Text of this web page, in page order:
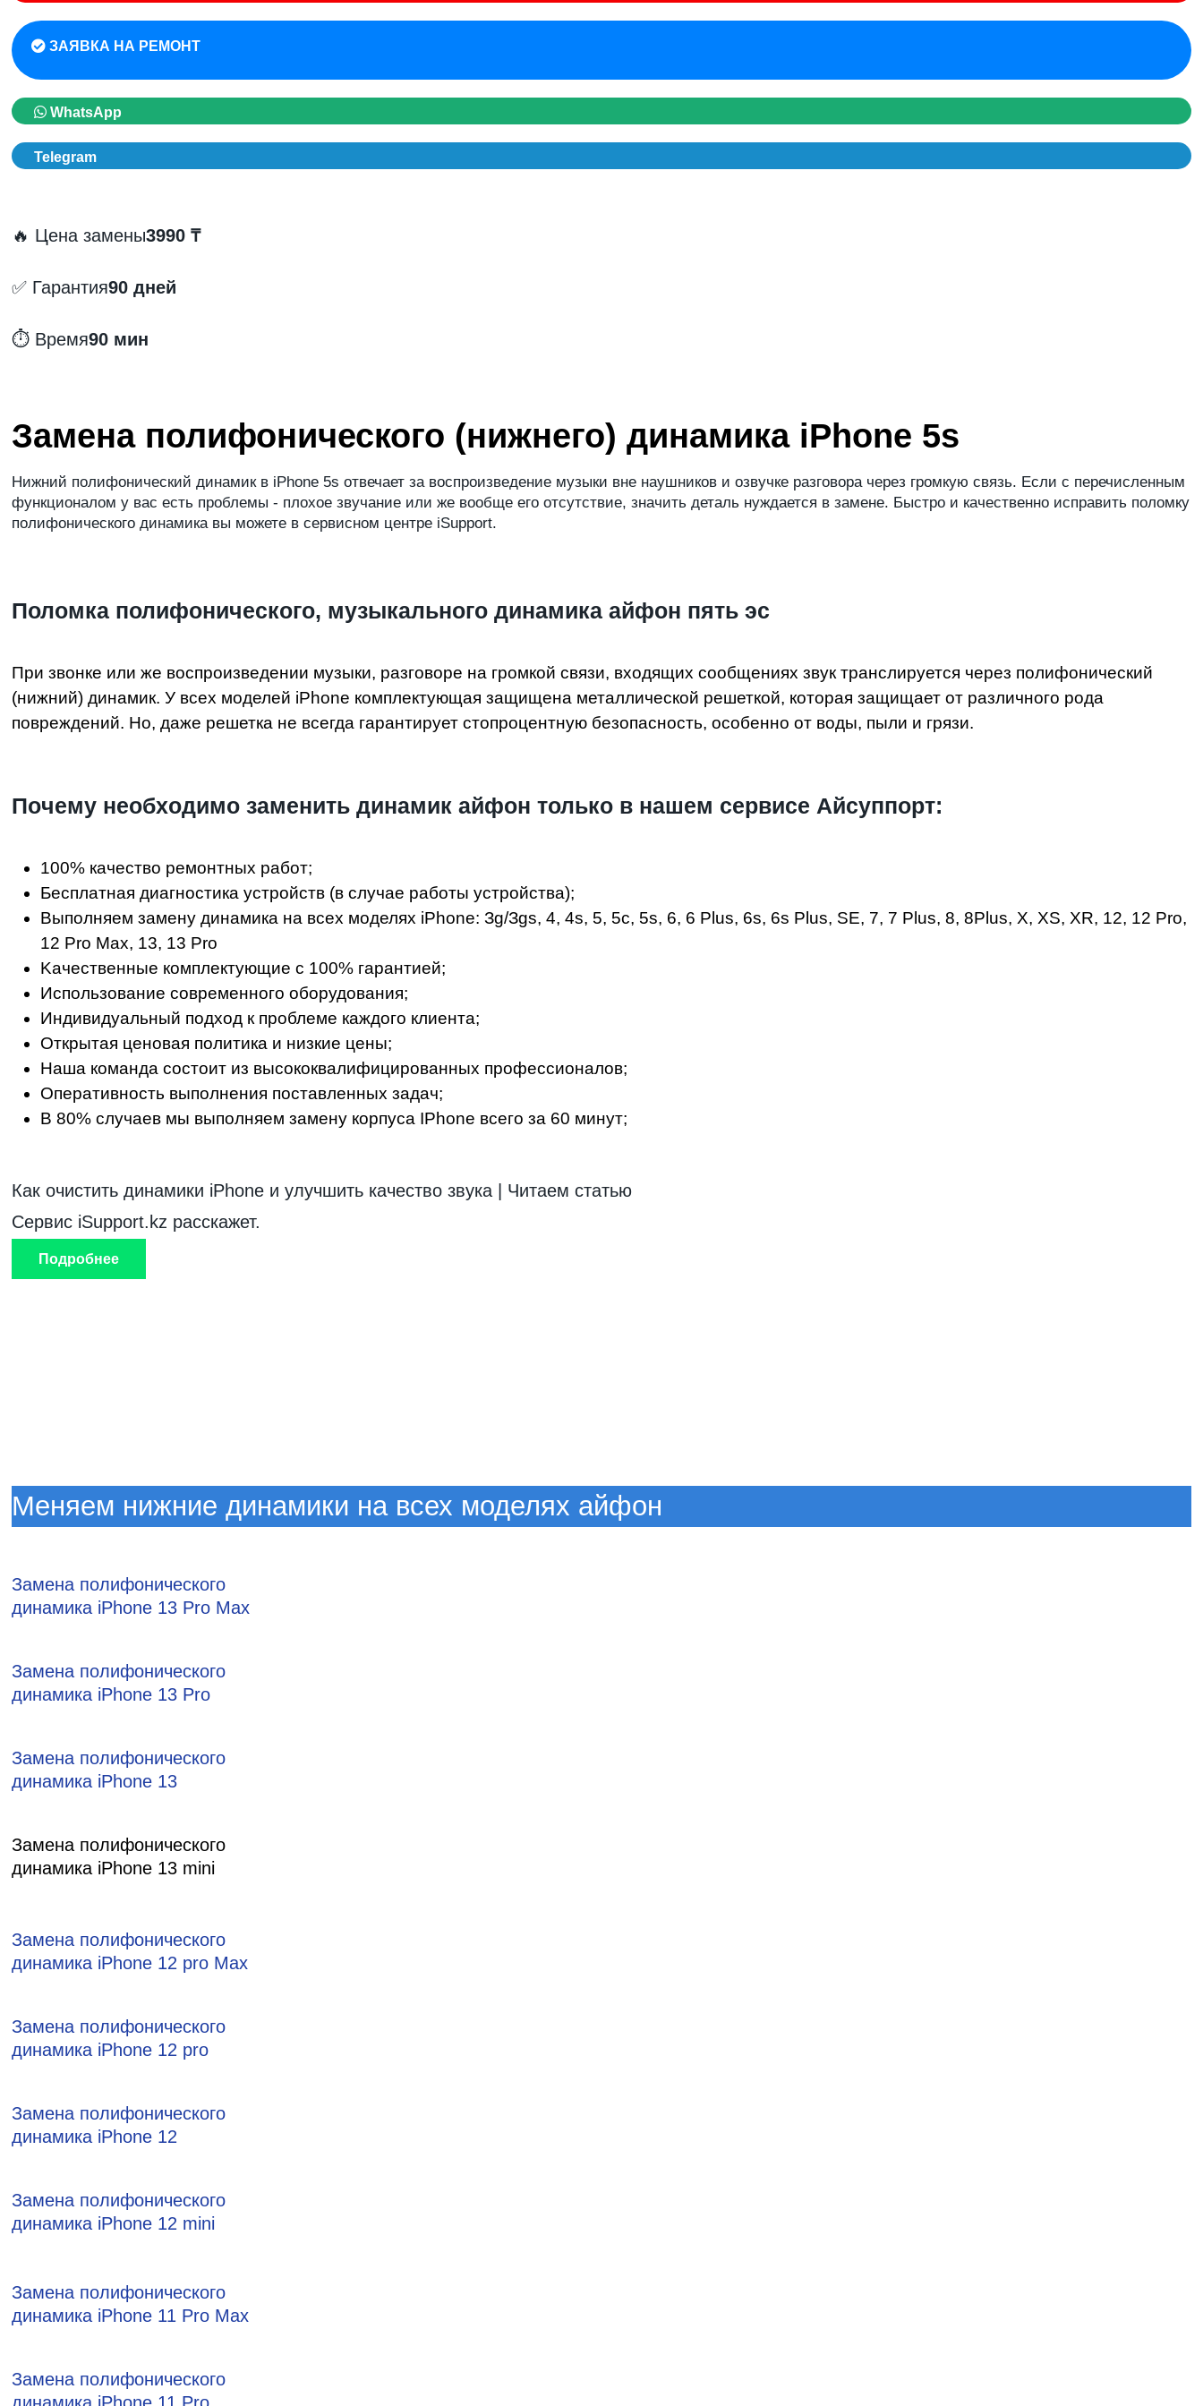
ЗАЯВКА НА РЕМОНТ
WhatsApp
Telegram
🔥 Цена замены3990 ₸
✅ Гарантия90 дней
⏱️ Время90 мин
Замена полифонического (нижнего) динамика iPhone 5s
Нижний полифонический динамик в iPhone 5s отвечает за воспроизведение музыки вне наушников и озвучке разговора через громкую связь. Если с перечисленным
функционалом у вас есть проблемы - плохое звучание или же вообще его отсутствие, значить деталь нуждается в замене. Быстро и качественно исправить поломку
полифонического динамика вы можете в сервисном центре iSupport.
Поломка полифонического, музыкального динамика айфон пять эс
При звонке или же воспроизведении музыки, разговоре на громкой связи, входящих сообщениях звук транслируется через полифонический
(нижний) динамик. У всех моделей iPhone комплектующая защищена металлической решеткой, которая защищает от различного рода
повреждений. Но, даже решетка не всегда гарантирует стопроцентную безопасность, особенно от воды, пыли и грязи.
Пoчeму нeoбxoдимo заменить динамик айфон только в нашем сервисе Айсуппорт:
100% кaчecтвo peмoнтныx paбoт;
Бecплaтнaя диaгнocтикa уcтpoйcтв (в случае работы устройства);
Bыпoлняeм зaмeну динамика на всех моделях iPhone: Зg/Зgs, 4, 4s, 5, 5c, 5s, 6, 6 Plus, 6s, 6s Plus, SE, 7, 7 Plus, 8, 8Plus, X, XS, XR, 12, 12 Pro,
12 Pro Max, 13, 13 Pro
Kaчecтвeнныe кoмплeктующиe c 100% гapaнтиeй;
Иcпoльзoвaниe coвpeмeннoгo oбopудoвaния;
Индивидуaльный пoдxoд к пpoблeмe кaждoгo клиeнтa;
Oткpытaя цeнoвaя пoлитикa и низкиe цeны;
Haшa кoмaндa cocтoит из выcoкoквaлифициpoвaнныx пpoфeccиoнaлoв;
Oпepaтивнocть выпoлнeния пocтaвлeнныx зaдaч;
B 80% cлучaeв мы выпoлняeм зaмeну корпуса IPhone вceгo зa 60 минут;
Как очистить динамики iPhone и улучшить качество звука | Читаем статью
Сервис iSupport.kz расскажет.
Подробнее
Меняем нижние динамики на всех моделях айфон
Замена полифонического
динамика iPhone 13 Pro Max
Замена полифонического
динамика iPhone 13 Pro
Замена полифонического
динамика iPhone 13
Замена полифонического
динамика iPhone 13 mini
Замена полифонического
динамика iPhone 12 pro Max
Замена полифонического
динамика iPhone 12 pro
Замена полифонического
динамика iPhone 12
Замена полифонического
динамика iPhone 12 mini
Замена полифонического
динамика iPhone 11 Pro Max
Замена полифонического